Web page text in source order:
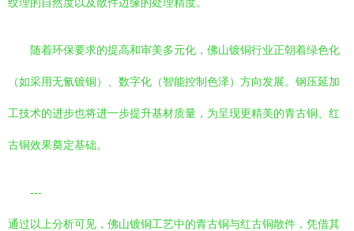
随着环保要求的提高和审美多元化，佛山镀铜行业正朝着绿色化
（如采用无氰镀铜）、数字化（智能控制色泽）方向发展。钢压延加
工技术的进步也将进一步提升基材质量，为呈现更精美的青古铜、红
古铜效果奠定基础。
---
通过以上分析可见，佛山镀铜工艺中的青古铜与红古铜散件，凭借其